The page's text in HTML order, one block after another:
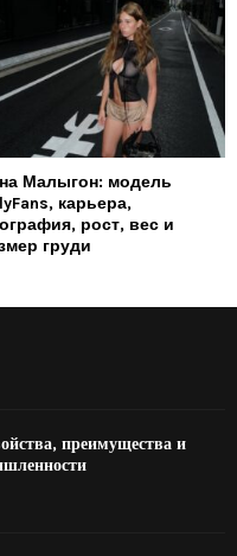
Малыгон: модель
карьера,
рост, вес и
груди
преимущества и